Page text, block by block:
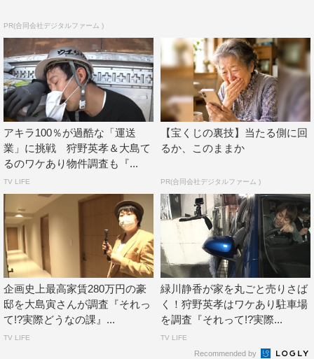
PR(合同会社デジタルファーム )
アキラ100％が過酷な「運送
業」に挑戦 狩野英孝＆大島て
るのワケあり物件調査も『...
TV LIFE
【宝くじの裏技】当たる側に回
るか、このままか
PR(合同会社デジタルファーム )
企画史上最高家賃280万円の豪
邸を大島寅さんが調査『それっ
て!?実際どうなの課』...
TV LIFE
緑川静香が家を丸ごと売りさば
く！狩野英孝はワケあり駐車場
を調査『それって!?実際...
TV LIFE
Recommended by